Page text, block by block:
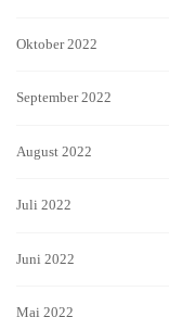
Oktober 2022
September 2022
August 2022
Juli 2022
Juni 2022
Mai 2022